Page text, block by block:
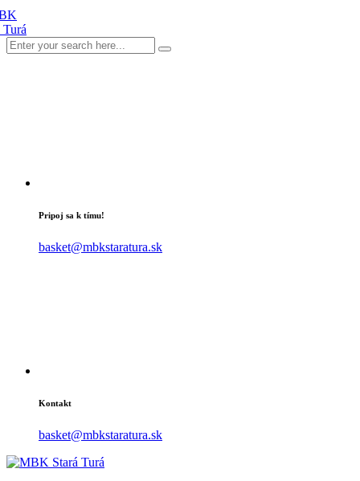
Pripoj sa k tímu!
basket@mbkstaratura.sk
Kontakt
basket@mbkstaratura.sk